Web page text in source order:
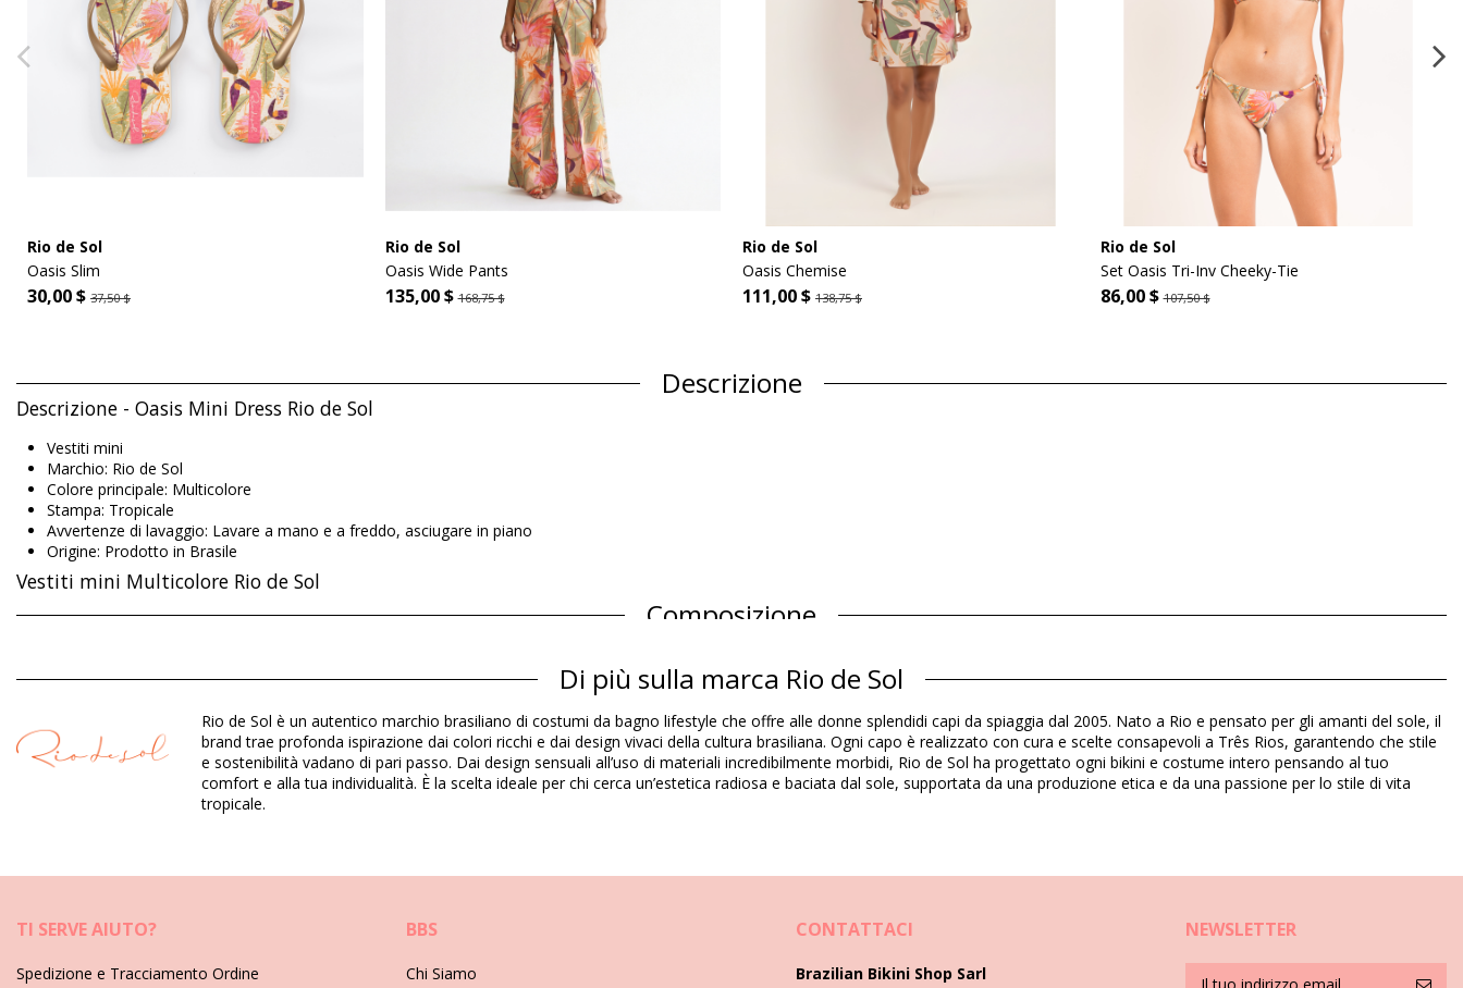
Rio de Sol
Oasis Slim
30,00 $ 37,50 $
Rio de Sol
Oasis Wide Pants
135,00 $168,75 $
Rio de Sol
Oasis Chemise
111,00 $ 138,75 $
Rio de Sol
Set Oasis Tri-Inv Cheeky-Tie
86,00 $107,50 $
Descrizione
Descrizione - Oasis Mini Dress Rio de Sol
Vestiti mini
Marchio: Rio de Sol
Colore principale: Multicolore
Stampa: Tropicale
Avvertenze di lavaggio: Lavare a mano e a freddo, asciugare in piano
Origine: Prodotto in Brasile
Vestiti mini Multicolore Rio de Sol
Composizione
Informazioni sul prodotto
Dipartimento: Donna, Vestiti mini
Il pacchetto include: 1 x Vestiti mini (Altri accessori non inclusi)
HS CODE (Codice doganale): 611430
EAN: S (7899810298348), M (7899810298355), L (7899810298362)
Peso: 600g / 1.32lb / 21.16oz
Istruzioni per la cura di per: Rio de Sol Oasis Mini Dress
Di più sulla marca Rio de Sol
Rio de Sol è un autentico marchio brasiliano di costumi da bagno lifestyle che offre alle donne splendidi capi da spiaggia dal 2005. Nato a Rio e pensato per gli amanti del sole, il
brand trae profonda ispirazione dai colori ricchi e dai design vivaci della cultura brasiliana. Ogni capo è realizzato con cura e scelte consapevoli a Três Rios, garantendo che stile
e sostenibilità vadano di pari passo. Dai design sensuali all’uso di materiali incredibilmente morbidi, Rio de Sol ha progettato ogni bikini e costume intero pensando al tuo
comfort e alla tua individualità. È la scelta ideale per chi cerca un’estetica radiosa e baciata dal sole, supportata da una produzione etica e da una passione per lo stile di vita
tropicale.
TI SERVE AIUTO?
Spedizione e Tracciamento Ordine
BBS
Chi Siamo
CONTATTACI
Brazilian Bikini Shop Sarl
NEWSLETTER